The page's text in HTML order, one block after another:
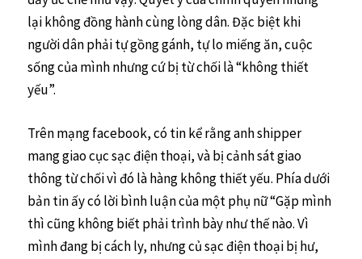
lại không đồng hành cùng lòng dân. Đặc biệt khi
người dân phải tự gồng gánh, tự lo miếng ăn, cuộc
sống của mình nhưng cứ bị từ chối là “không thiết
yếu”.
Trên mạng facebook, có tin kể rằng anh shipper
mang giao cục sạc điện thoại, và bị cảnh sát giao
thông từ chối vì đó là hàng không thiết yếu. Phía dưới
bản tin ấy có lời bình luận của một phụ nữ “Gặp mình
thì cũng không biết phải trình bày như thế nào. Vì
mình đang bị cách ly, nhưng củ sạc điện thoại bị hư,